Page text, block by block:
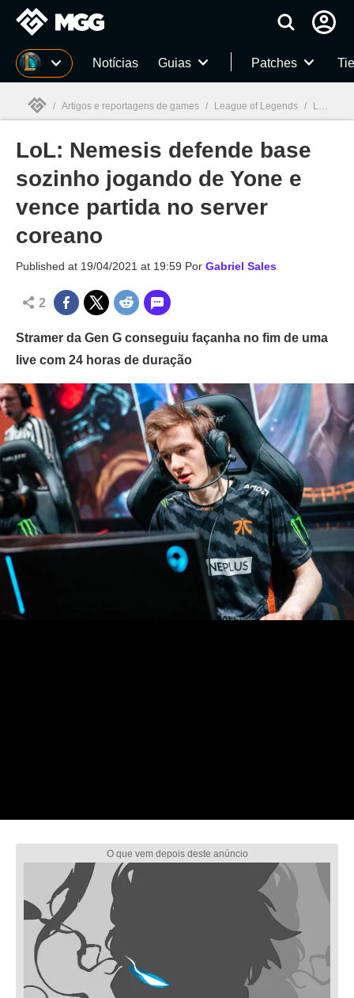
Millenium Notícias Guias Patches
Millenium
/ Artigos e reportagens de games / League of Legends / LoL: Nemesis defende base sozinho jogando de Yone e vence partida no server coreano
LoL: Nemesis defende base
sozinho jogando de Yone e
vence partida no server
coreano
Published at 19/04/2021 at 19:59 Por Gabriel Sales
2
Stramer da Gen G conseguiu façanha no fim de uma
live com 24 horas de duração